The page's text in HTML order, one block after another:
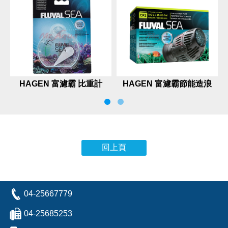
HAGEN 富濾霸 比重計
HAGEN 富濾霸節能造浪
回上頁
04-25667779
04-25685253